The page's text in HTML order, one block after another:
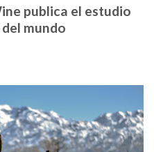
publica el estudio
mundo